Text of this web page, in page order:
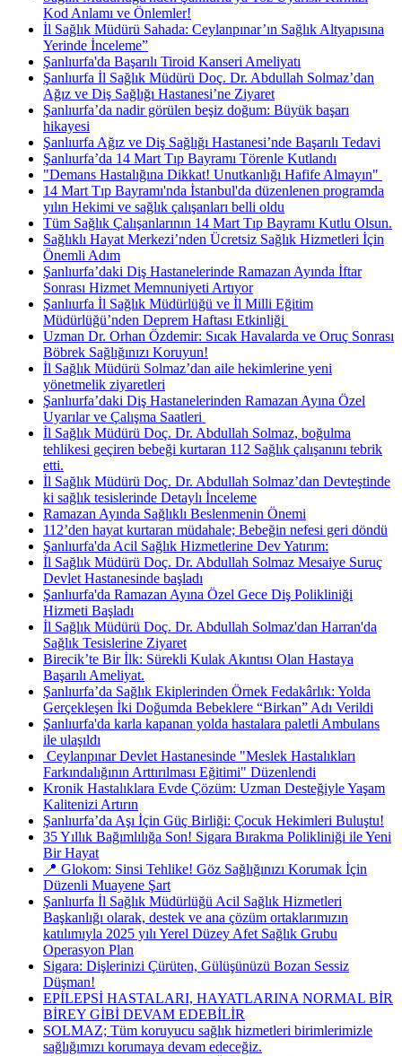
Kod Anlamı ve Önlemler!
İl Sağlık Müdürü Sahada: Ceylanpınar’ın Sağlık Altyapısına
Yerinde İnceleme”
Şanlıurfa'da Başarılı Tiroid Kanseri Ameliyatı
Şanlıurfa İl Sağlık Müdürü Doç. Dr. Abdullah Solmaz’dan
Ağız ve Diş Sağlığı Hastanesi’ne Ziyaret
Şanlıurfa’da nadir görülen beşiz doğum: Büyük başarı
hikayesi
Şanlıurfa Ağız ve Diş Sağlığı Hastanesi’nde Başarılı Tedavi
Şanlıurfa’da 14 Mart Tıp Bayramı Törenle Kutlandı
"Demans Hastalığına Dikkat! Unutkanlığı Hafife Almayın" ​
14 Mart Tıp Bayramı'nda İstanbul'da düzenlenen programda
yılın Hekimi ve sağlık çalışanları belli oldu
Tüm Sağlık Çalışanlarının 14 Mart Tıp Bayramı Kutlu Olsun.
Sağlıklı Hayat Merkezi’nden Ücretsiz Sağlık Hizmetleri İçin
Önemli Adım
Şanlıurfa’daki Diş Hastanelerinde Ramazan Ayında İftar
Sonrası Hizmet Memnuniyeti Artıyor
Şanlıurfa İl Sağlık Müdürlüğü ve İl Milli Eğitim
Müdürlüğü’nden Deprem Haftası Etkinliği ​
Uzman Dr. Orhan Özdemir: Sıcak Havalarda ve Oruç Sonrası
Böbrek Sağlığınızı Koruyun!
İl Sağlık Müdürü Solmaz’dan aile hekimlerine yeni
yönetmelik ziyaretleri
Şanlıurfa’daki Diş Hastanelerinden Ramazan Ayına Özel
Uyarılar ve Çalışma Saatleri ​
İl Sağlık Müdürü Doç. Dr. Abdullah Solmaz, boğulma
tehlikesi geçiren bebeği kurtaran 112 Sağlık çalışanını tebrik
etti.
İl Sağlık Müdürü Doç. Dr. Abdullah Solmaz’dan Devteştinde
ki sağlık tesislerinde Detaylı İnceleme
Ramazan Ayında Sağlıklı Beslenmenin Önemi
112’den hayat kurtaran müdahale; Bebeğin nefesi geri döndü
Şanlıurfa'da Acil Sağlık Hizmetlerine Dev Yatırım:
İl Sağlık Müdürü Doç. Dr. Abdullah Solmaz Mesaiye Suruç
Devlet Hastanesinde başladı
Şanlıurfa'da Ramazan Ayına Özel Gece Diş Polikliniği
Hizmeti Başladı
İl Sağlık Müdürü Doç. Dr. Abdullah Solmaz'dan Harran'da
Sağlık Tesislerine Ziyaret
Birecik’te Bir İlk: Sürekli Kulak Akıntısı Olan Hastaya
Başarılı Ameliyat.
Şanlıurfa’da Sağlık Ekiplerinden Örnek Fedakârlık: Yolda
Gerçekleşen İki Doğumda Bebeklere “Birkan” Adı Verildi
Şanlıurfa'da karla kapanan yolda hastalara paletli Ambulans
ile ulaşıldı
​ Ceylanpınar Devlet Hastanesinde "Meslek Hastalıkları
Farkındalığının Arttırılması Eğitimi" Düzenlendi
Kronik Hastalıklara Evde Çözüm: Uzman Desteğiyle Yaşam
Kalitenizi Artırın
Şanlıurfa’da Aşı İçin Güç Birliği: Çocuk Hekimleri Buluştu!
35 Yıllık Bağımlılığa Son! Sigara Bırakma Polikliniği ile Yeni
Bir Hayat
📍 Glokom: Sinsi Tehlike! Göz Sağlığınızı Korumak İçin
Düzenli Muayene Şart
Şanlıurfa İl Sağlık Müdürlüğü Acil Sağlık Hizmetleri
Başkanlığı olarak, destek ve ana çözüm ortaklarımızın
katılımıyla 2025 yılı Yerel Düzey Afet Sağlık Grubu
Operasyon Plan
Sigara: Dişlerinizi Çürüten, Gülüşünüzü Bozan Sessiz
Düşman!
EPİLEPSİ HASTALARI, HAYATLARINA NORMAL BİR
BİREY GİBİ DEVAM EDEBİLİR
SOLMAZ; Tüm koruyucu sağlık hizmetleri birimlerimizle
sağlığımızı korumaya devam edeceğiz.